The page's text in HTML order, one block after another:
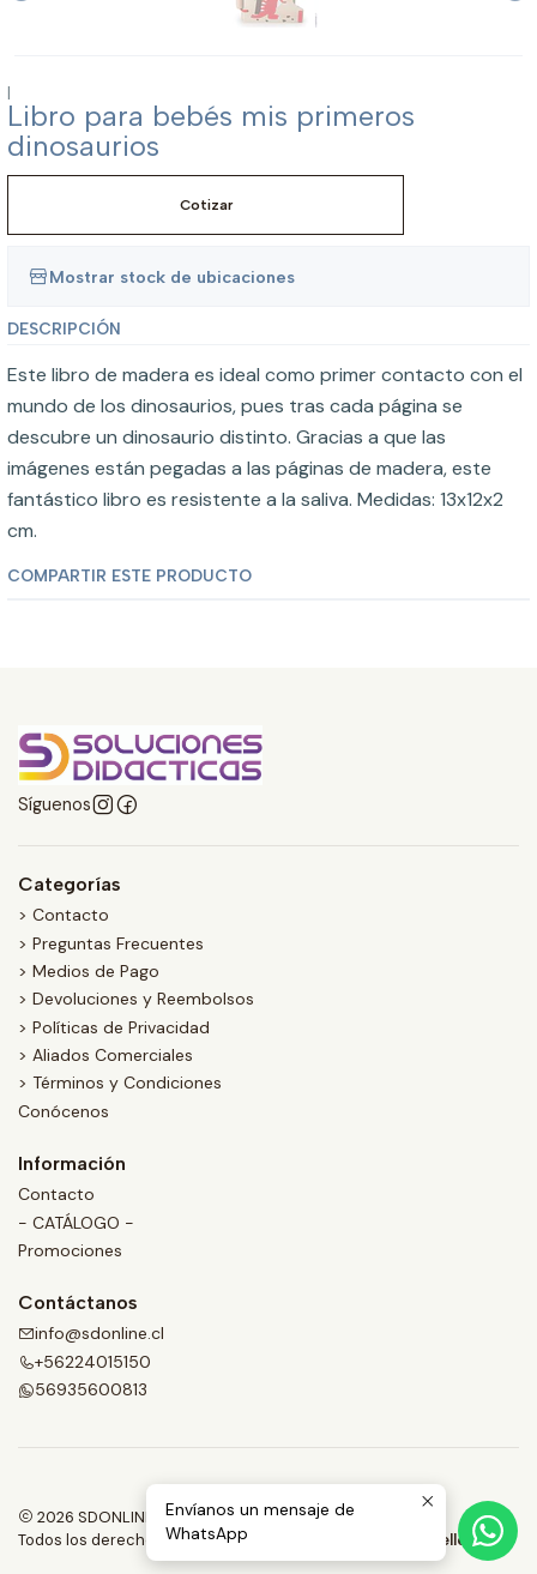
|
Libro para bebés mis primeros
dinosaurios
Cotizar
Mostrar stock de ubicaciones
DESCRIPCIÓN
Este libro de madera es ideal como primer contacto con el
mundo de los dinosaurios, pues tras cada página se
descubre un dinosaurio distinto. Gracias a que las
imágenes están pegadas a las páginas de madera, este
fantástico libro es resistente a la saliva. Medidas: 13x12x2
cm.
COMPARTIR ESTE PRODUCTO
Síguenos
Categorías
> Contacto
> Preguntas Frecuentes
> Medios de Pago
> Devoluciones y Reembolsos
> Políticas de Privacidad
> Aliados Comerciales
> Términos y Condiciones
Conócenos
Información
Contacto
- CATÁLOGO -
Promociones
Contáctanos
info@sdonline.cl
+56224015150
56935600813
2026 SDONLINE.
Todos los derechos reservados.
Desarrollado por Jumpseller.
Envíanos un mensaje de
WhatsApp